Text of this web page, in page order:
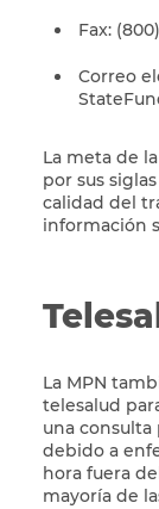
Fax:
Correo
La meta de
por sus
calidad del
información
La MPN
telesalud
una consulta
debido a
hora fuera
mayoría de